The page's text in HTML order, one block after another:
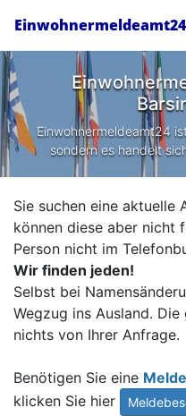
Einwohnermeldeamt24
Einwohnermeldeamt24
sondern es handelt
Sie suchen eine aktuelle
können diese aber nicht
Person nicht im
Wir finden jeden!
Selbst bei
Wegzug ins Ausland.
nichts von Ihrer Anfrage.
Benötigen Sie eine
klicken Sie hier